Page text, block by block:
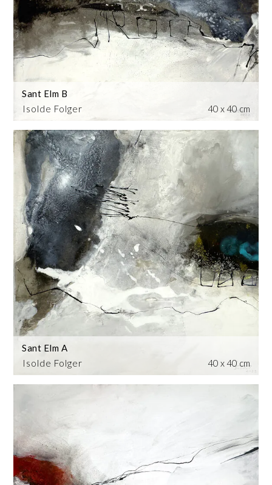
Isolde Folger
Sant Elm B
40 x 40 cm
Isolde Folger
Sant Elm A
40 x 40 cm